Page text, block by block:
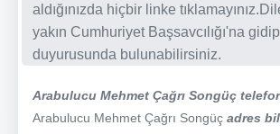
aldığınızda hiçbir linke
yakın Cumhuriyet Başsavcılığı'na
duyurusunda bulunabilirsiniz.
Arabulucu Mehmet Çağrı Songüç
Arabulucu Mehmet Çağrı Songüç adres